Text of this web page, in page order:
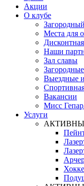
Акции
О клубе
Места для
Наши
Зал славы
Выездные
Вакансии
Мисс
Услуги